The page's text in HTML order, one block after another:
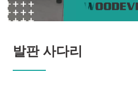
발판 사다리